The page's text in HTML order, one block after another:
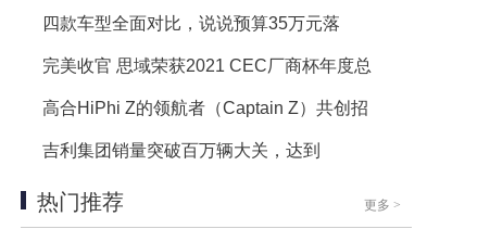
四款车型全面对比，说说预算35万元落
完美收官 思域荣获2021 CEC厂商杯年度总
高合HiPhi Z的领航者（Captain Z）共创招
吉利集团销量突破百万辆大关，达到
热门推荐 更多 >